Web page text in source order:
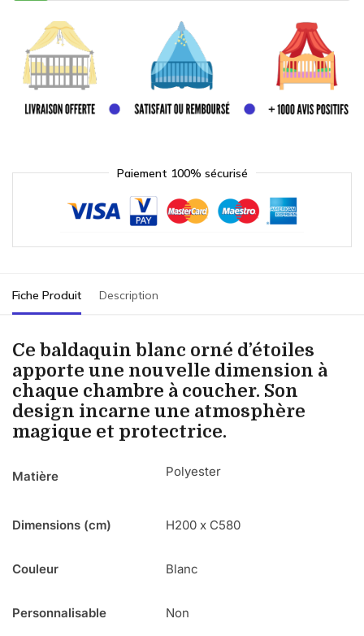
Paiement 100% sécurisé
Fiche Produit Description
Ce baldaquin blanc orné d’étoiles
apporte une nouvelle dimension à
chaque chambre à coucher. Son
design incarne une atmosphère
magique et protectrice.
Matière Polyester
Dimensions (cm) H200 x C580
Couleur Blanc
Personnalisable Non